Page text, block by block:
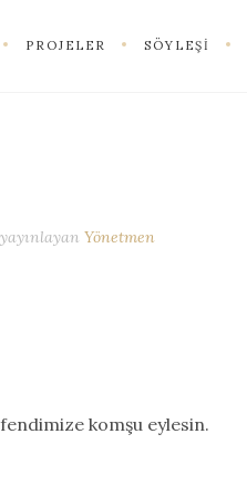
PROJELER SÖYLEŞI
yayınlayanYönetmen
komşu eylesin.